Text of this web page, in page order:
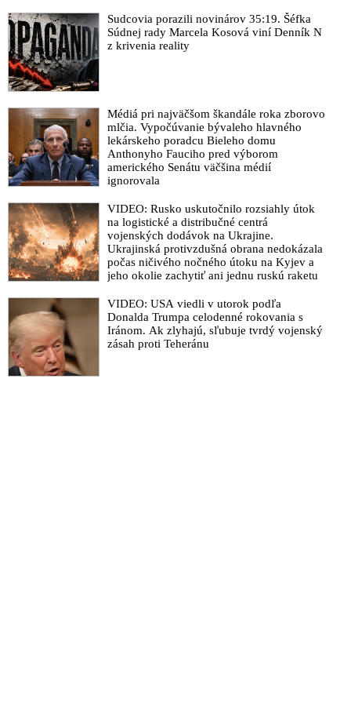
Chmelár
VIDEO: „Atentát na premiéra Roberta Fica súvisí s
geopolitickými udalosťami vo svete a s jeho premenou z
unipolárneho usporiadania na systém multipolárny,“ myslí si
Pavol Slota
VIDEO: Spochybnená teória o osamelom vlkovi: Poslanec
SNS Roman Michelko & nové informácie o pozadí atentátu na
Roberta Fica a zatiaľ nezodpovedané otázky o podozrivom
konaní sudcu špeciálneho súdu ohľadne domovej prehliadky
atentátnika, sociálnych väzieb a priateľov opozíciou a médiami
zradikalizovaného páchateľa zločinu Juraja Cintulu
VIDEO: „Niektorí novinári týždeň od politicky motivovaného
atentátu na Roberta Fica nie sú schopní pozrieť sa na seba do
zrkadla a namiesto toho, aby si priznali, že atentátnik Cintula si
osvojil ich rétoriku, tak ho pomaly idú ospravedlňovať,“
vyhlásil vicepremiér Kaliňák a pripomína ako si progresívci po
VIDEO: „Obrátime Zem hore nohami, aby sme zistili pravdu o
pokuse zavraždiť Roberta Fica. Či ho atentátnik Cintula
spáchal sám alebo bol koordinovaný organizovanou
skupinou,“ sľubuje minister vnútra Šutaj Eštok
Sudcovia porazili novinárov 35:19. Šéfka
Súdnej rady Marcela Kosová viní Denník N
z krivenia reality
Médiá pri najväčšom škandále roka zborovo
mlčia. Vypočúvanie bývaleho hlavného
lekárskeho poradcu Bieleho domu
Anthonyho Fauciho pred výborom
amerického Senátu väčšina médií
ignorovala
VIDEO: Rusko uskutočnilo rozsiahly útok
na logistické a distribučné centrá
vojenských dodávok na Ukrajine.
Ukrajinská protivzdušná obrana nedokázala
počas ničivého nočného útoku na Kyjev a
jeho okolie zachytiť ani jednu ruskú raketu
VIDEO: USA viedli v utorok podľa
Donalda Trumpa celodenné rokovania s
Iránom. Ak zlyhajú, sľubuje tvrdý vojenský
zásah proti Teheránu